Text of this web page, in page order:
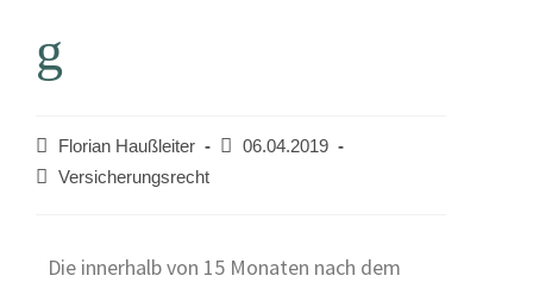
g
Florian Haußleiter
06.04.2019
Versicherungsrecht
Die innerhalb von 15 Monaten nach dem